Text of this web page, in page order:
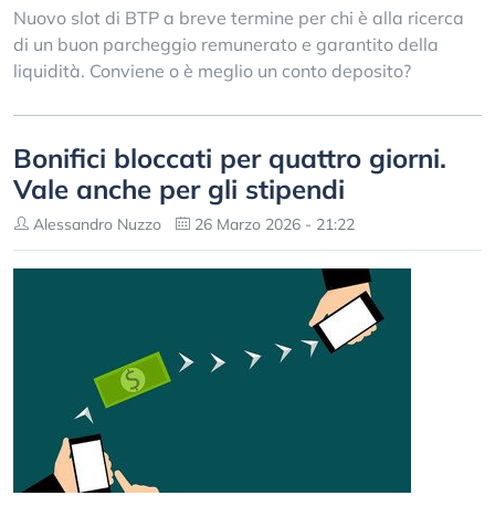
Nuovo slot di BTP a breve termine per chi è alla ricerca
di un buon parcheggio remunerato e garantito della
liquidità. Conviene o è meglio un conto deposito?
Bonifici bloccati per quattro giorni.
Vale anche per gli stipendi
Alessandro Nuzzo 26 Marzo 2026 - 21:22